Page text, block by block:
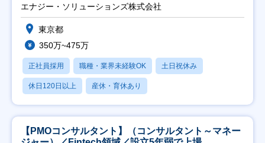
エナジー・ソリューションズ株式会社
東京都
350万~475万
正社員採用 職種・業界未経験OK 土日祝休み
休日120日以上 産休・育休あり
【PMOコンサルタント】（コンサルタント～マネー